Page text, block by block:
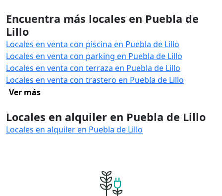
Encuentra más locales en Puebla de
Lillo
Locales en venta con piscina en Puebla de Lillo
Locales en venta con parking en Puebla de Lillo
Locales en venta con terraza en Puebla de Lillo
Locales en venta con trastero en Puebla de Lillo
Ver más
Locales en alquiler en Puebla de Lillo
Locales en alquiler en Puebla de Lillo